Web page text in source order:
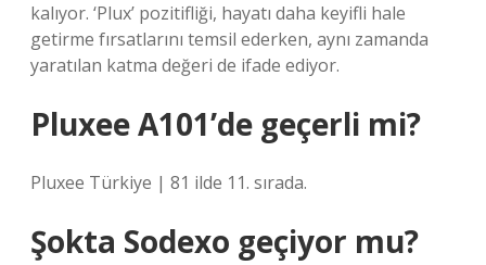
kalıyor. ‘Plux’ pozitifliği, hayatı daha keyifli hale
getirme fırsatlarını temsil ederken, aynı zamanda
yaratılan katma değeri de ifade ediyor.
Pluxee A101’de geçerli mi?
Pluxee Türkiye | 81 ilde 11. sırada.
Şokta Sodexo geçiyor mu?